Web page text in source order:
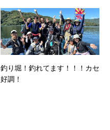
釣り堀！釣れてます！！！カセ
好調！